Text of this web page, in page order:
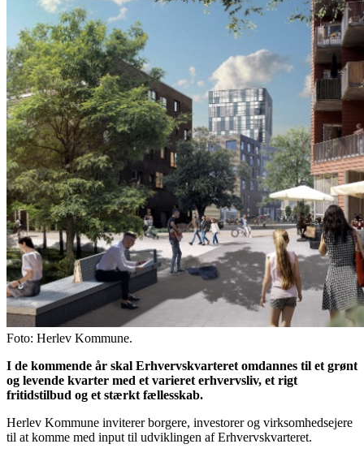
Foto: Herlev Kommune.
I de kommende år skal Erhvervskvarteret omdannes til et grønt
og levende kvarter med et varieret erhvervsliv, et rigt
fritidstilbud og et stærkt fællesskab.
Herlev Kommune inviterer borgere, investorer og virksomhedsejere
til at komme med input til udviklingen af Erhvervskvarteret.